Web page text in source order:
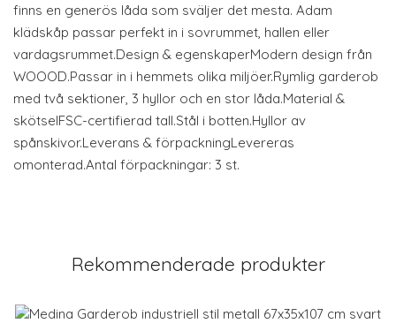
finns en generös låda som sväljer det mesta. Adam
klädskåp passar perfekt in i sovrummet, hallen eller
vardagsrummet.Design & egenskaperModern design från
WOOOD.Passar in i hemmets olika miljöer.Rymlig garderob
med två sektioner, 3 hyllor och en stor låda.Material &
skötselFSC-certifierad tall.Stål i botten.Hyllor av
spånskivor.Leverans & förpackningLevereras
omonterad.Antal förpackningar: 3 st.
Rekommenderade produkter